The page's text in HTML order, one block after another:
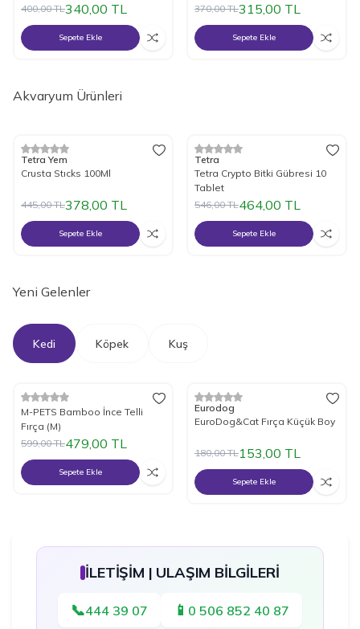
400,00TL340,00 TL
Sepete Ekle
370,00TL315,00 TL
Sepete Ekle
Akvaryum Ürünleri
%15İndirim
Tetra Yem
Crusta Stıcks 100Ml
445,00TL378,00 TL
Sepete Ekle
%15İndirim
Tetra
Tetra Crypto Bitki Gübresi 10
Tablet
546,00TL464,00 TL
Sepete Ekle
Yeni Gelenler
Kedi Köpek Kuş
%20İndirim
Yeni
M-PETS Bamboo İnce Telli
Fırça (M)
599,00TL479,00 TL
Sepete Ekle
%15İndirim
Yeni
Eurodog
EuroDog&Cat Fırça Küçük Boy
180,00TL153,00 TL
Sepete Ekle
İLETİŞİM | ULAŞIM BİLGİLERİ
📞444 39 07 📱 0 506 852 40 87